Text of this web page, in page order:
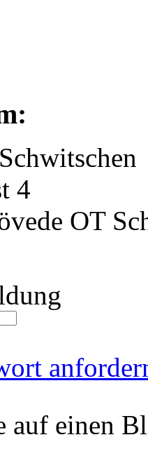
4
OT
auf einen